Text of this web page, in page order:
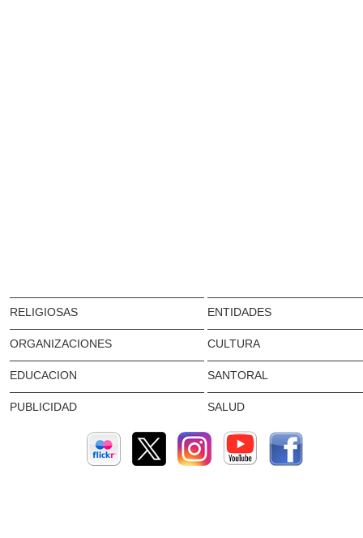
RELIGIOSAS ENTIDADES
ORGANIZACIONES CULTURA
EDUCACION SANTORAL
PUBLICIDAD SALUD